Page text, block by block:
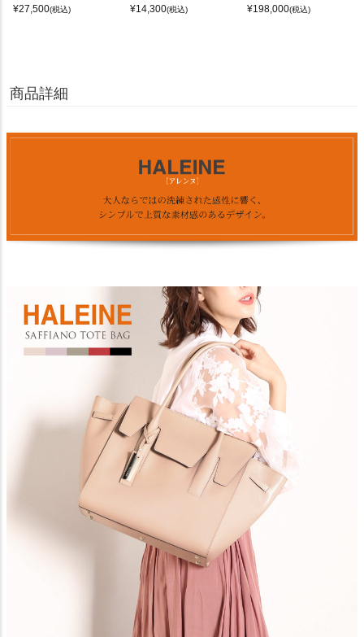
¥27,500(税込)
¥14,300(税込)
¥198,000(税込)
商品詳細